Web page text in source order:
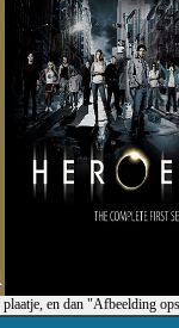
en dan "Afbeelding